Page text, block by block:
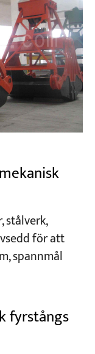
stålverk,
för att
spannmål
fyrstångs